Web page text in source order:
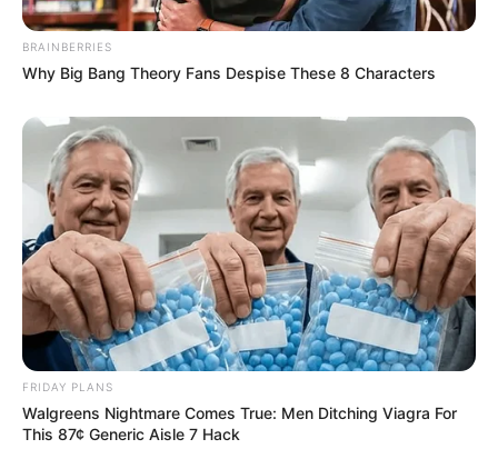
BRAINBERRIES
Why Big Bang Theory Fans Despise These 8 Characters
FRIDAY PLANS
Walgreens Nightmare Comes True: Men Ditching Viagra For
This 87¢ Generic Aisle 7 Hack